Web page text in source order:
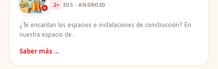
2+ IOS · ANDROID
¿Te encantan los espacios e instalaciones de construcción? En
nuestra espacio de…
Saber más →